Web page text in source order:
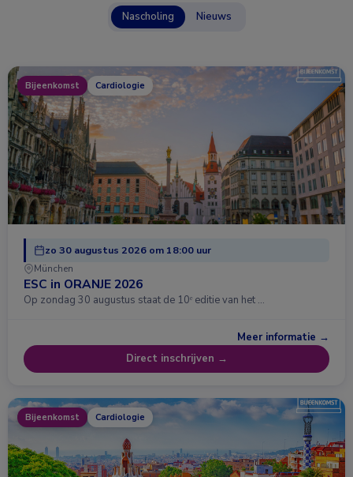
Nascholing Nieuws
Bijeenkomst Cardiologie
zo 30 augustus 2026 om 18:00 uur
München
ESC in ORANJE 2026
Op zondag 30 augustus staat de 10ᵉ editie van het …
Meer informatie →
Direct inschrijven →
Bijeenkomst Cardiologie